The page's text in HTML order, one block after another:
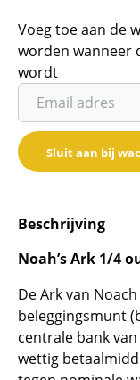
Voeg toe aan de
worden wanneer
wordt
Vul
je
email
adres
de
wachtlijst
dit
product
toe
te
Sluit aan bij
Beschrijving
Noah’s Ark 1/4
De Ark van
beleggingsmunt
centrale bank
wettig